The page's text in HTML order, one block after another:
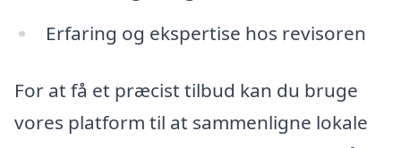
Erfaring og ekspertise hos revisoren
For at få et præcist tilbud kan du bruge
vores platform til at sammenligne lokale